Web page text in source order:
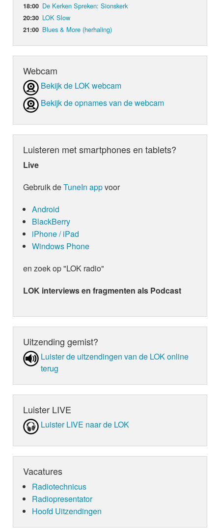
18:00 De Kerken Spreken: Sionskerk
20:30 LOK Slow
21:00 Blues & More (herhaling)
Webcam
Bekijk de LOK webcam
Bekijk de opnames van de webcam
Luisteren met smartphones en tablets?
Live
Gebruik deTuneIn appvoor
Android
BlackBerry
iPhone / iPad
Windows Phone
en zoek op "LOK radio"
LOK interviews en fragmenten als Podcast
Uitzending gemist?
Luister de uit­zen­din­gen van de LOK online
terug
Luister LIVE
Luister LIVE naar de LOK
Vacatures
Radiotechnicus
Radiopresentator
Hoofd Uitzendingen